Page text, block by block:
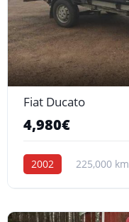
Fiat Ducato
4,980€
2002 225,000 km